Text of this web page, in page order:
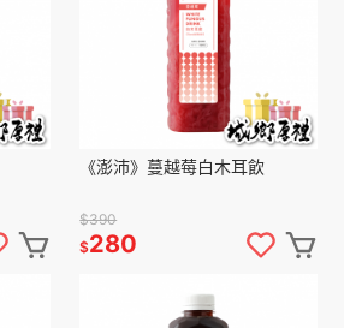
《澎沛》蔓越莓白木耳飲
$390
$280